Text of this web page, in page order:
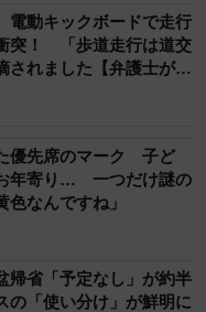
動キックボードで走行
突！ 「歩道走行は道交
されました【弁護士が解
優先席のマーク 子ど
年寄り… 一つだけ謎の
色なんですね」
帰省「予定なし」が約半
「使い分け」が鮮明に